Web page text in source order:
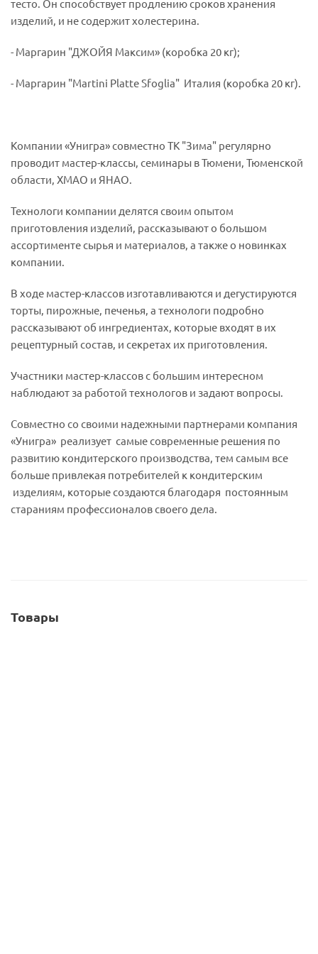
тесто. Он способствует продлению сроков хранения
изделий, и не содержит холестерина.
- Маргарин "ДЖОЙЯ Максим» (коробка 20 кг);
- Маргарин "Martini Platte Sfoglia" Италия (коробка 20 кг).
Компании «Унигра» совместно ТК "Зима" регулярно
проводит мастер-классы, семинары в Тюмени, Тюменской
области, ХМАО и ЯНАО.
Технологи компании делятся своим опытом
приготовления изделий, рассказывают о большом
ассортименте сырья и материалов, а также о новинках
компании.
В ходе мастер-классов изготавливаются и дегустируются
торты, пирожные, печенья, а технологи подробно
рассказывают об ингредиентах, которые входят в их
рецептурный состав, и секретах их приготовления.
Участники мастер-классов с большим интересном
наблюдают за работой технологов и задают вопросы.
Совместно со своими надежными партнерами компания
«Унигра» реализует самые современные решения по
развитию кондитерского производства, тем самым все
больше привлекая потребителей к кондитерским
изделиям, которые создаются благодаря постоянным
стараниям профессионалов своего дела.
Товары